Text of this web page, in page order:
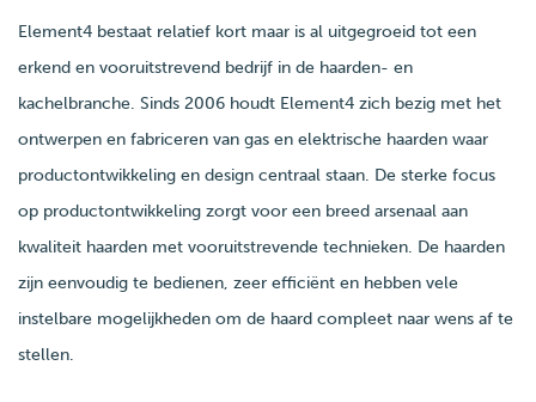
Element4 bestaat relatief kort maar is al uitgegroeid tot een
erkend en vooruitstrevend bedrijf in de haarden- en
kachelbranche. Sinds 2006 houdt Element4 zich bezig met het
ontwerpen en fabriceren van gas en elektrische haarden waar
productontwikkeling en design centraal staan. De sterke focus
op productontwikkeling zorgt voor een breed arsenaal aan
kwaliteit haarden met vooruitstrevende technieken. De haarden
zijn eenvoudig te bedienen, zeer efficiënt en hebben vele
instelbare mogelijkheden om de haard compleet naar wens af te
stellen.